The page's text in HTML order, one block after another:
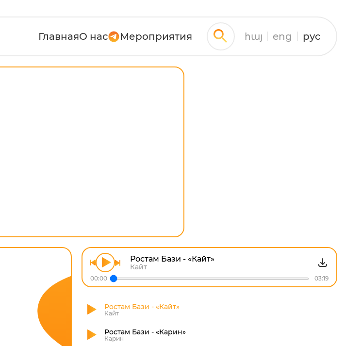
ГлавнаяО нас Мероприятия հայ eng рус
Ростам Бази - «Кайт»
Кайт
00:00 03:19
Ростам Бази - «Кайт»
Кайт
Ростам Бази - «Карин»
Карин